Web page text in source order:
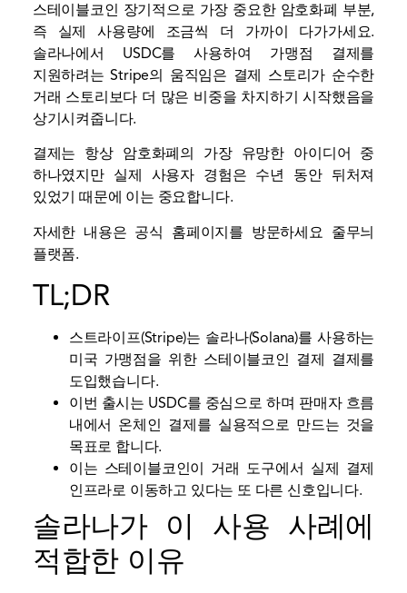
스테이블코인 장기적으로 가장 중요한 암호화폐 부분,
즉 실제 사용량에 조금씩 더 가까이 다가가세요.
솔라나에서 USDC를 사용하여 가맹점 결제를
지원하려는 Stripe의 움직임은 결제 스토리가 순수한
거래 스토리보다 더 많은 비중을 차지하기 시작했음을
상기시켜줍니다.
결제는 항상 암호화폐의 가장 유망한 아이디어 중
하나였지만 실제 사용자 경험은 수년 동안 뒤처져
있었기 때문에 이는 중요합니다.
자세한 내용은 공식 홈페이지를 방문하세요 줄무늬
플랫폼.
TL;DR
스트라이프(Stripe)는 솔라나(Solana)를 사용하는
미국 가맹점을 위한 스테이블코인 결제 결제를
도입했습니다.
이번 출시는 USDC를 중심으로 하며 판매자 흐름
내에서 온체인 결제를 실용적으로 만드는 것을
목표로 합니다.
이는 스테이블코인이 거래 도구에서 실제 결제
인프라로 이동하고 있다는 또 다른 신호입니다.
솔라나가 이 사용 사례에
적합한 이유